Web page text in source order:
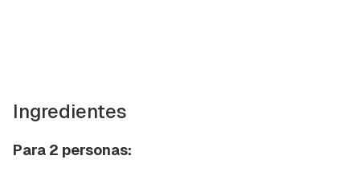
Ingredientes
Para 2 personas: